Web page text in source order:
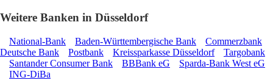
Weitere Banken in Düsseldorf
National-Bank Baden-Württembergische Bank
Commerzbank
Deutsche Bank
Postbank Kreissparkasse Düsseldorf
Targobank
Santander Consumer Bank
BBBank eG
Sparda-Bank West eG
ING-DiBa